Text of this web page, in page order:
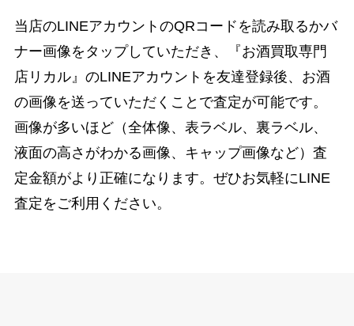
当店のLINEアカウントのQRコードを読み取るかバ
ナー画像をタップしていただき、『お酒買取専門
店リカル』のLINEアカウントを友達登録後、お酒
の画像を送っていただくことで査定が可能です。
画像が多いほど（全体像、表ラベル、裏ラベル、
液面の高さがわかる画像、キャップ画像など）査
定金額がより正確になります。ぜひお気軽にLINE
査定をご利用ください。